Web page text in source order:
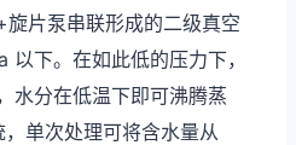
片泵串联形成的二级真空
下。在如此低的压力下，
水分在低温下即可沸腾蒸
单次处理可将含水量从